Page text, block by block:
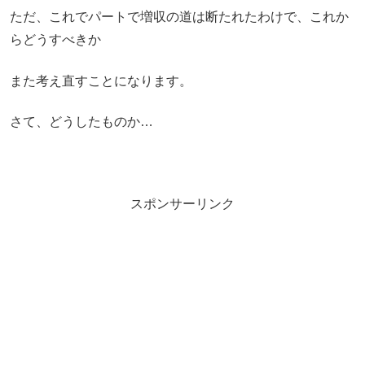
ただ、これでパートで増収の道は断たれたわけで、これか
らどうすべきか
また考え直すことになります。
さて、どうしたものか…
スポンサーリンク